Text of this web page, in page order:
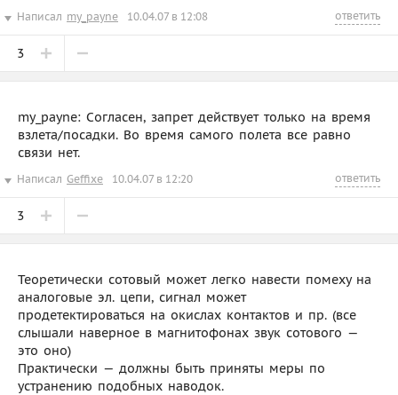
Написал my_payne 10.04.07 в 12:08 ответить
3
my_payne: Согласен, запрет действует только на время
взлета/посадки. Во время самого полета все равно
связи нет.
Написал Geffixe 10.04.07 в 12:20 ответить
3
Теоретически сотовый может легко навести помеху на
аналоговые эл. цепи, сигнал может
продетектироваться на окислах контактов и пр. (все
слышали наверное в магнитофонах звук сотового —
это оно)
Практически — должны быть приняты меры по
устранению подобных наводок.